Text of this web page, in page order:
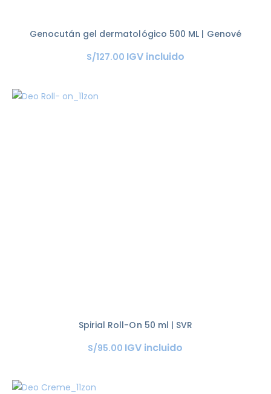
Genocután gel dermatológico 500 ML | Genové
S/127.00 IGV incluido
Spirial Roll-On 50 ml | SVR
S/95.00 IGV incluido